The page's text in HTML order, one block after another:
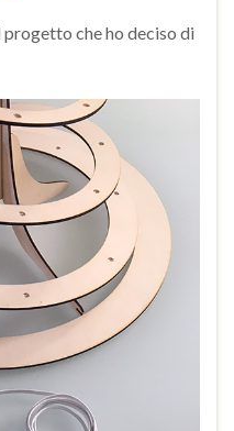
che ho deciso di